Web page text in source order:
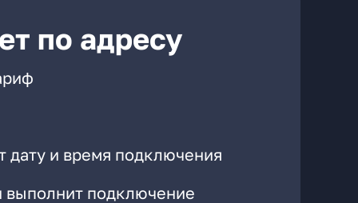
по адресу
дату и время подключения
выполнит подключение